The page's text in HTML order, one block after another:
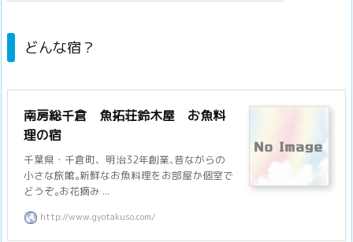
どんな宿？
南房総千倉 魚拓荘鈴木屋 お魚料
理の宿
千葉県・千倉町、明治32年創業､昔ながらの
小さな旅館｡新鮮なお魚料理をお部屋か個室で
どうぞ｡お花摘み ...
http://www.gyotakuso.com/